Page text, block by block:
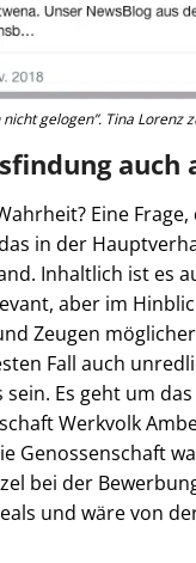
gelogen”. Tina Lorenz
auch
Eine
in der
Inhaltlich ist es
aber im
Zeugen
Fall auch
sein. Es geht um
Werkvolk
Genossenschaft
bei der
und wäre von